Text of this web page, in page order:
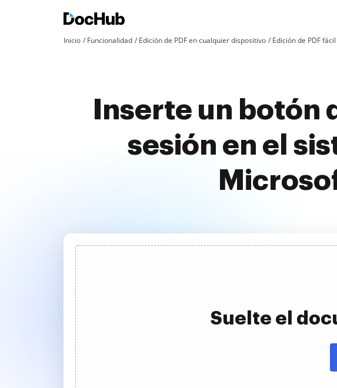
Inicio Funcionalidad Edición de PDF en cualquier dispositivo Edición de PDF
Inserte un botón
sesión en el
Suelte el